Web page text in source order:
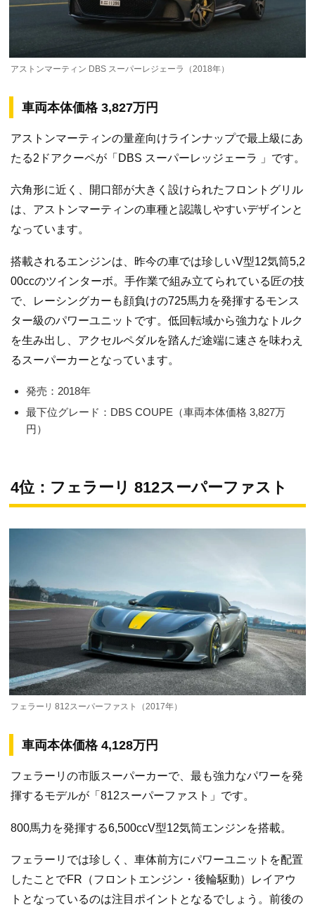
アストンマーティン DBS スーパーレジェーラ（2018年）
車両本体価格 3,827万円
アストンマーティンの量産向けラインナップで最上級にあ
たる2ドアクーペが「DBS スーパーレッジェーラ 」です。
六角形に近く、開口部が大きく設けられたフロントグリル
は、アストンマーティンの車種と認識しやすいデザインと
なっています。
搭載されるエンジンは、昨今の車では珍しいV型12気筒5,2
00ccのツインターボ。手作業で組み立てられている匠の技
で、レーシングカーも顔負けの725馬力を発揮するモンス
ター級のパワーユニットです。低回転域から強力なトルク
を生み出し、アクセルペダルを踏んだ途端に速さを味わえ
るスーパーカーとなっています。
発売：2018年
最下位グレード：DBS COUPE（車両本体価格 3,827万
円）
4位：フェラーリ 812スーパーファスト
フェラーリ 812スーパーファスト（2017年）
車両本体価格 4,128万円
フェラーリの市販スーパーカーで、最も強力なパワーを発
揮するモデルが「812スーパーファスト」です。
800馬力を発揮する6,500ccV型12気筒エンジンを搭載。
フェラーリでは珍しく、車体前方にパワーユニットを配置
したことでFR（フロントエンジン・後輪駆動）レイアウ
トとなっているのは注目ポイントとなるでしょう。前後の